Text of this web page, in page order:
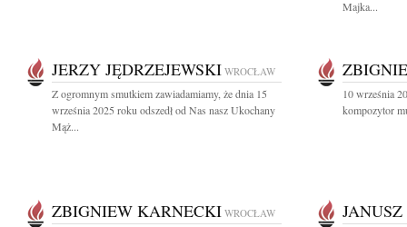
Majka...
JERZY JĘDRZEJEWSKI WROCŁAW
Z ogromnym smutkiem zawiadamiamy, że dnia 15
września 2025 roku odszedł od Nas nasz Ukochany
Mąż...
10 września
kompozytor
ZBIGNIEW KARNECKI WROCŁAW